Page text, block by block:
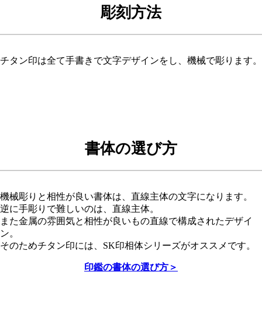
彫刻方法
チタン印は全て手書きで文字デザインをし、機械で彫ります。
書体の選び方
機械彫りと相性が良い書体は、直線主体の文字になります。
逆に手彫りで難しいのは、直線主体。
また金属の雰囲気と相性が良いもの直線で構成されたデザイ
ン。
そのためチタン印には、SK印相体シリーズがオススメです。
印鑑の書体の選び方＞